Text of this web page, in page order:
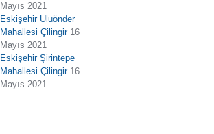
Mayıs 2021
Eskişehir Uluönder
Mahallesi Çilingir 16
Mayıs 2021
Eskişehir Şirintepe
Mahallesi Çilingir 16
Mayıs 2021